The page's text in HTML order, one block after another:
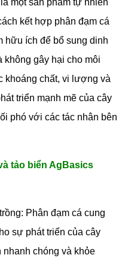
là một sản phẩm tự nhiên
kết hợp phân đạm cá
hữu ích để bổ sung dinh
không gây hại cho môi
khoáng chất, vi lượng và
triển mạnh mẽ của cây
phó với các tác nhân bên
tảo biển AgBasics
Phân đạm cá cung
sự phát triển của cây
nhanh chóng và khỏe